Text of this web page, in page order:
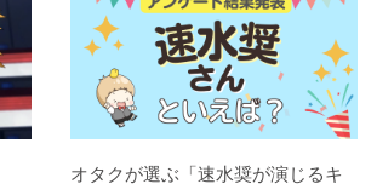
オタクが選ぶ「速水奨が演じるキ